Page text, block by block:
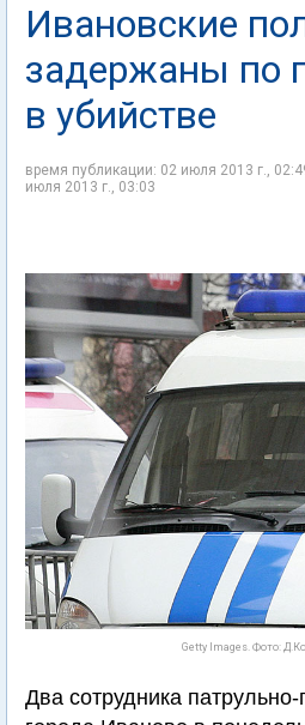
Ивановские
задержаны по
в убийстве
время публикации: 02 июля 2013 г.,
июля 2013 г., 03:03
Getty Images. Фото:
Два сотрудника